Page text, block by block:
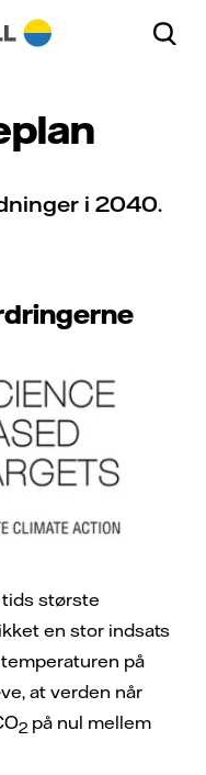
i 2040.
tids største
en stor indsats
på
at verden når
2 på nul mellem